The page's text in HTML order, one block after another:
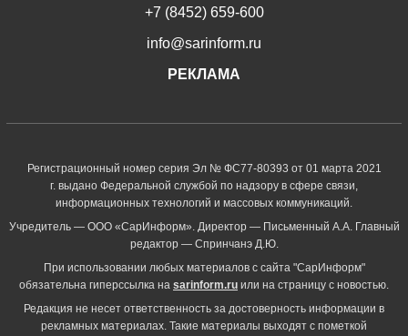
+7 (8452) 659-600
info@sarinform.ru
РЕКЛАМА
Регистрационный номер серия Эл № ФС77-80393 от 01 марта 2021
г. выдано Федеральной службой по надзору в сфере связи,
информационных технологий и массовых коммуникаций.
Учредитель — ООО «СарИнформ». Директор — Письменный А.А. Главный
редактор — Спринчанэ Д.Ю.
При использовании любых материалов с сайта "СарИнформ"
обязательна гиперссылка на sarinform.ru или на страницу с новостью.
Редакция не несет ответственность за достоверность информации в
рекламных материалах. Такие материалы выходят с пометкой